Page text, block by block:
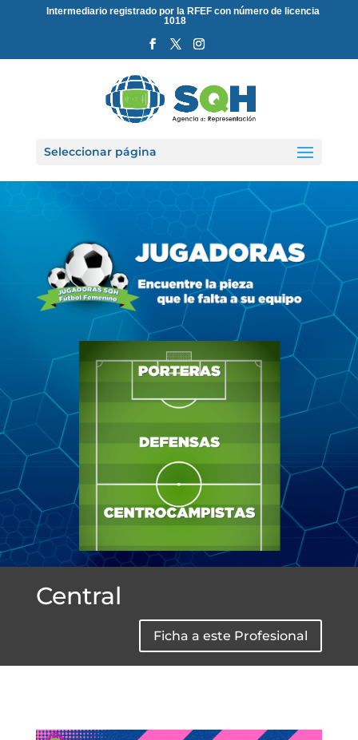
Intermediario registrado por la RFEF con número de licencia
1018
Seleccionar página
Jugador
Jugador
Jugador
Jugador
Central
Ficha a este Profesional